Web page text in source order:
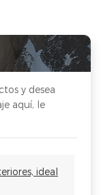
y desea
aquí, le
ideal